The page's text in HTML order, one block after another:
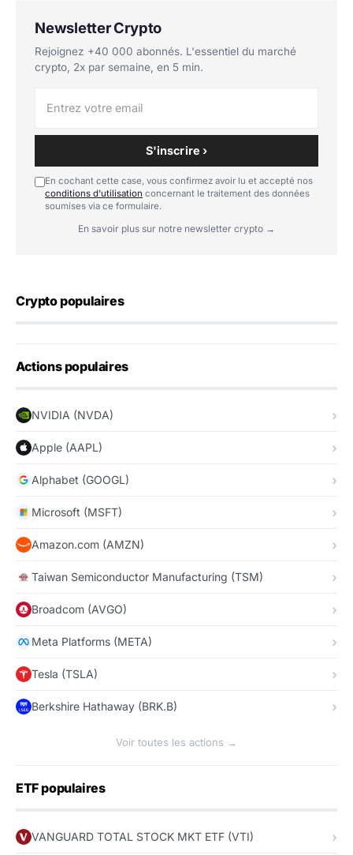
Newsletter Crypto
Rejoignez +40 000 abonnés. L'essentiel du marché
crypto, 2x par semaine, en 5 min.
S'inscrire ›
En cochant cette case, vous confirmez avoir lu et accepté nos
conditions d'utilisation concernant le traitement des données
soumises via ce formulaire.
En savoir plus sur notre newsletter crypto →
Crypto populaires
Actions populaires
NVIDIA (NVDA)
Apple (AAPL)
Alphabet (GOOGL)
Microsoft (MSFT)
Amazon.com (AMZN)
Taiwan Semiconductor Manufacturing (TSM)
Broadcom (AVGO)
Meta Platforms (META)
Tesla (TSLA)
Berkshire Hathaway (BRK.B)
Voir toutes les actions →
ETF populaires
VANGUARD TOTAL STOCK MKT ETF (VTI)